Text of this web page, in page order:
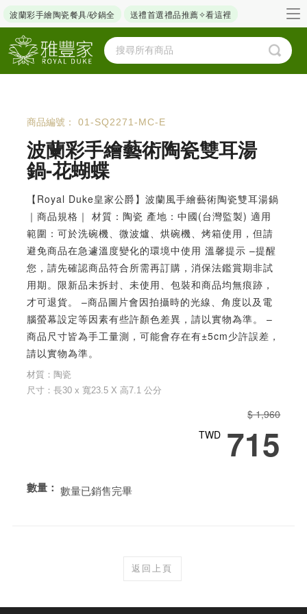
波蘭彩手繪陶瓷餐具/砂鍋全 送禮首選禮品推薦✧看這裡
商品編號： 01-SQ2271-MC-E
波蘭彩手繪藝術陶瓷雙耳湯
鍋-花蝴蝶
【Royal Duke皇家公爵】波蘭風手繪藝術陶瓷雙耳湯鍋
｜商品規格｜ 材質：陶瓷 產地：中國(台灣監製) 適用
範圍：可於洗碗機、微波爐、烘碗機、烤箱使用，但請
避免商品在急遽溫度變化的環境中使用 溫馨提示 –提醒
您，請先確認商品符合所需再訂購，消保法鑑賞期非試
用期。限新品未拆封、未使用、包裝和商品均無痕跡，
才可退貨。 –商品圖片會因拍攝時的光線、角度以及電
腦螢幕設定等因素有些許顏色差異，請以實物為準。 –
商品尺寸皆為手工量測，可能會存在有±5cm少許誤差，
請以實物為準。
材質：陶瓷
尺寸：長30 x 寬23.5 X 高7.1 公分
$ 1,960
TWD 715
數量： 數量已銷售完畢
返回上頁